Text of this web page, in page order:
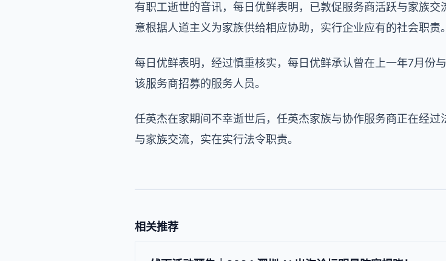
有职工逝世的音讯，每日优鲜表明，已敦促服务商活跃与家族
意根据人道主义为家族供给相应协助，实行企业应有的社会职责。
每日优鲜表明，经过慎重核实，每日优鲜承认曾在上一年7月份
该服务商招募的服务人员。
任英杰在家期间不幸逝世后，任英杰家族与协作服务商正在经
与家族交流，实在实行法令职责。
相关推荐